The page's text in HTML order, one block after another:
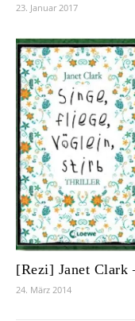
23. Januar 2017
[Rezi] Janet
24. März 2014